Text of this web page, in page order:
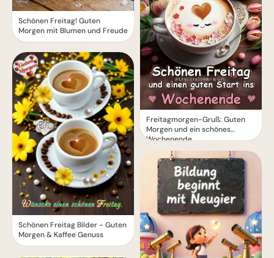
Schönen Freitag! Guten
Morgen mit Blumen und Freude
Schönen Freitag Bilder - Guten
Morgen & Kaffee Genuss
Freitagmorgen-Gruß: Guten
Morgen und ein schönes
Wochenende